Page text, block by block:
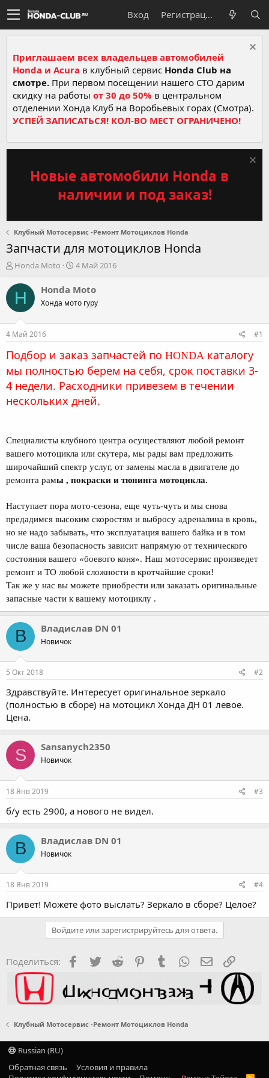
Вход Регистрация
Приглашаем всех владельцев автомобилей
Honda и Acura в клубный сервис Honda Club на
смотре. При первом посещении нашего СТО дарим
скидку на работы от 30 до 50% в центральном
отделении Хонда Клуб на Воробьевых горах (Смотра).
УСПЕЙ ЗАПИСАТЬСЯ! КОЛ-ВО МЕСТ ОГРАНИЧЕНО!
Новые автомобили Honda в
наличии и под заказ!
Клубный Мотосервис -Ремонт Мотоциклов Honda
Запчасти для мотоциклов Honda
А
т
о
р
е
ы
Honda Moto
Д
т
н
л
а
4 Май 2016
H Honda Moto
Хонда мото гуру
4 Май 2016 #1
Подбор и заказ запчастей по HONDA каталогу
мы полностью берем на себя, срок поставки 3-
4 недели. Расходники привезем в течении
нескольких дней.
Специалисты клубного центра осуществляют любой ремонт
вашего мотоцикла или скутера, мы рады вам предложить
широчайший спектр услуг, от замены масла в двигателе до
ремонта рамы , покраски и тюнинга мотоцикла.
Наступает пора мото-сезона, еще чуть-чуть и мы снова
предадимся высоким скоростям и выбросу адреналина в кровь,
но не надо забывать, что эксплуатация вашего байка и в том
числе ваша безопасность зависит напрямую от технического
состояния вашего «боевого коня». Наш мотосервис произведет
ремонт и ТО любой сложности в кротчайшие сроки!
Так же у нас вы можете приобрести или заказать оригинальные
запасные части к вашему мотоциклу .
В Владислав DN 01
Новичок
5 Окт 2018 #2
Здравствуйте. Интересует оригинальное зеркало
(полностью в сборе) на мотоцикл Хонда ДН 01 левое.
Цена.
S Sansanych2350
Новичок
18 Янв 2019 #3
б/у есть 2900, а нового не видел.
В Владислав DN 01
Новичок
18 Янв 2019 #4
Привет! Можете фото выслать? Зеркало в сборе? Целое?
Войдите или зарегистрируйтесь для ответа.
Поделиться: Facebook
TwitterReddit PinterestTumblr WhatsApp Ссылка
Клубный Мотосервис -Ремонт Мотоциклов Honda
Russian (RU)
Обратная связь
Условия и правила